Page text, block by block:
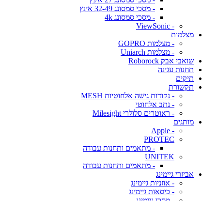
- מסכי סמסונג 32-49 אינץ
- מסכי סמסונג 4k
- ViewSonic
מצלמות
- מצלמות GOPRO
- מצלמות Uniarch
שואבי אבק Roborock
תחנות עגינה
תיקים
תקשורת
- נקודות גישה אלחוטיות MESH
- נתב אלחוטי
- ראוטרים סלולרי Milesight
מותגים
- Apple
PROTEC
- מתאמים ותחנות עבודה
UNITEK
- מתאמים ותחנות עבודה
אביזרי גיימינג
- אוזניות גיימינג
- כיסאות גיימינג